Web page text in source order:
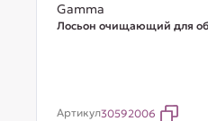
Gamma
Лосьон очищающий для
Артикул30592006